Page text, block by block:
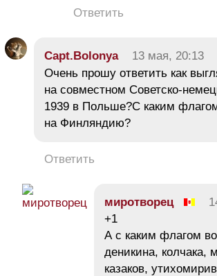
Ответить
Capt.Bolonya 13 мая, 20:13
Очень прошу ответить как
на совместном Советско-
1939 в Польше?С каким
на Финляндию?
Ответить
миротворец
+1
А с каким флагом
деникина, колчака,
казаков,